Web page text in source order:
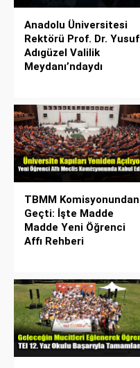
Anadolu Üniversitesi
Rektörü Prof. Dr. Yusuf
Adıgüzel Valilik
Meydanı’ndaydı
TBMM Komisyonundan
Geçti: İşte Madde
Madde Yeni Öğrenci
Affı Rehberi